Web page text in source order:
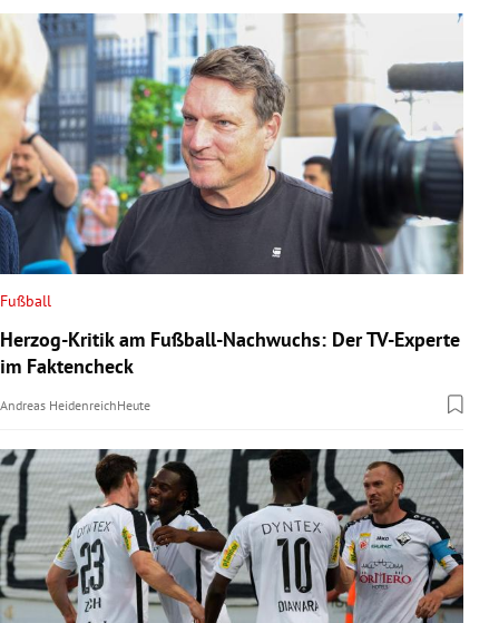
Fußball
Herzog-Kritik am Fußball-Nachwuchs: Der TV-Experte
im Faktencheck
Andreas HeidenreichHeute